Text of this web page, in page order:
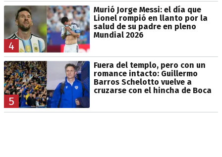
4
Murió Jorge Messi: el día que
Lionel rompió en llanto por la
salud de su padre en pleno
Mundial 2026
5
Fuera del templo, pero con un
romance intacto: Guillermo
Barros Schelotto vuelve a
cruzarse con el hincha de Boca